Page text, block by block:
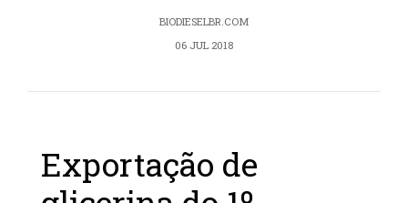
BIODIESELBR.COM
06 JUL 2018
Exportação de